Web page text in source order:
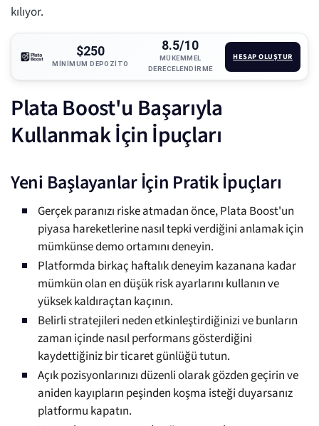
kılıyor.
$250
MINIMUM DEPOZITO
8.5/10
MÜKEMMEL
DERECELENDIRME
HESAP OLUŞTUR
Plata Boost'u Başarıyla
Kullanmak İçin İpuçları
Yeni Başlayanlar İçin Pratik İpuçları
Gerçek paranızı riske atmadan önce, Plata Boost'un
piyasa hareketlerine nasıl tepki verdiğini anlamak için
mümkünse demo ortamını deneyin.
Platformda birkaç haftalık deneyim kazanana kadar
mümkün olan en düşük risk ayarlarını kullanın ve
yüksek kaldıraçtan kaçının.
Belirli stratejileri neden etkinleştirdiğinizi ve bunların
zaman içinde nasıl performans gösterdiğini
kaydettiğiniz bir ticaret günlüğü tutun.
Açık pozisyonlarınızı düzenli olarak gözden geçirin ve
aniden kayıpların peşinden koşma isteği duyarsanız
platformu kapatın.